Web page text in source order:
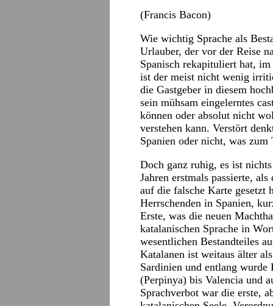
(Francis Bacon)
Wie wichtig Sprache als
Urlauber, der vor der Reise
Spanisch rekapituliert hat,
ist der meist nicht wenig
die Gastgeber in diesem
sein mühsam eingelerntes
können oder absolut nicht
verstehen kann. Verstört
Spanien oder nicht, was zum
Doch ganz ruhig, es ist
Jahren erstmals passierte,
auf die falsche Karte gesetzt
Herrschenden in Spanien,
Erste, was die neuen
katalanischen Sprache in
wesentlichen Bestandteiles
Katalanen ist weitaus älter
Sardinien und entlang wurde
(Perpinya) bis Valencia und
Sprachverbot war die erste,